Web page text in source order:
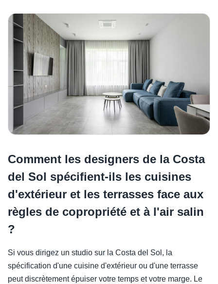
Comment les designers de la Costa
del Sol spécifient-ils les cuisines
d'extérieur et les terrasses face aux
règles de copropriété et à l'air salin
?
Si vous dirigez un studio sur la Costa del Sol, la
spécification d'une cuisine d'extérieur ou d'une terrasse
peut discrètement épuiser votre temps et votre marge. Le